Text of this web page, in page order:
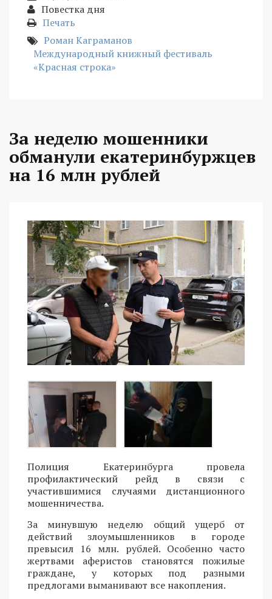
Повестка дня
Печать
Роман Каграманов
Международный книжный фестиваль
«Красная строка»
За неделю мошенники
обманули екатеринбуржцев
на 16 млн рублей
Полиция Екатеринбурга провела
профилактический рейд в связи с
участившимися случаями дистанционного
мошенничества.
За минувшую неделю общий ущерб от
действий злоумышленников в городе
превысил 16 млн. рублей. Особенно часто
жертвами аферистов становятся пожилые
граждане, у которых под разными
предлогами выманивают все накопления.